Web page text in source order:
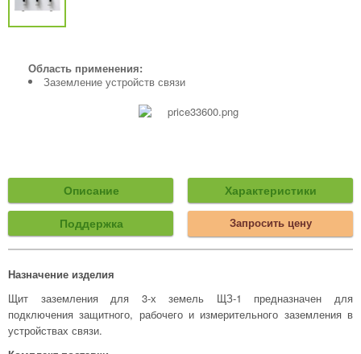
Область применения:
Заземление устройств связи
Описание Характеристики
Поддержка Запросить цену
Назначение изделия
Щит заземления для 3-х земель ЩЗ-1 предназначен для
подключения защитного, рабочего и измерительного заземления в
устройствах связи.